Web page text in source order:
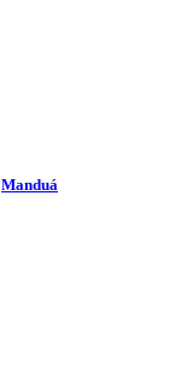
Manduá